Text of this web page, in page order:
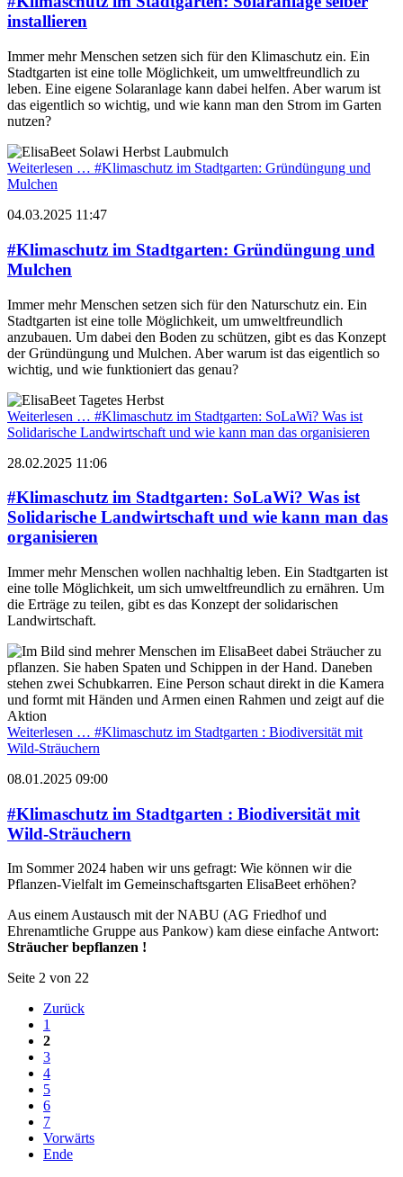
installieren
Immer mehr Menschen setzen sich für den Klimaschutz ein. Ein
Stadtgarten ist eine tolle Möglichkeit, um umweltfreundlich zu
leben. Eine eigene Solaranlage kann dabei helfen. Aber warum ist
das eigentlich so wichtig, und wie kann man den Strom im Garten
nutzen?
Weiterlesen … #Klimaschutz im Stadtgarten: Gründüngung und
Mulchen
04.03.2025 11:47
#Klimaschutz im Stadtgarten: Gründüngung und
Mulchen
Immer mehr Menschen setzen sich für den Naturschutz ein. Ein
Stadtgarten ist eine tolle Möglichkeit, um umweltfreundlich
anzubauen. Um dabei den Boden zu schützen, gibt es das Konzept
der Gründüngung und Mulchen. Aber warum ist das eigentlich so
wichtig, und wie funktioniert das genau?
Weiterlesen … #Klimaschutz im Stadtgarten: SoLaWi? Was ist
Solidarische Landwirtschaft und wie kann man das organisieren
28.02.2025 11:06
#Klimaschutz im Stadtgarten: SoLaWi? Was ist
Solidarische Landwirtschaft und wie kann man das
organisieren
Immer mehr Menschen wollen nachhaltig leben. Ein Stadtgarten ist
eine tolle Möglichkeit, um sich umweltfreundlich zu ernähren. Um
die Erträge zu teilen, gibt es das Konzept der solidarischen
Landwirtschaft.
Weiterlesen … #Klimaschutz im Stadtgarten : Biodiversität mit
Wild-Sträuchern
08.01.2025 09:00
#Klimaschutz im Stadtgarten : Biodiversität mit
Wild-Sträuchern
Im Sommer 2024 haben wir uns gefragt: Wie können wir die
Pflanzen-Vielfalt im Gemeinschaftsgarten ElisaBeet erhöhen?
Aus einem Austausch mit der NABU (AG Friedhof und
Ehrenamtliche Gruppe aus Pankow) kam diese einfache Antwort:
Sträucher bepflanzen !
Seite 2 von 22
Zurück
1
2
3
4
5
6
7
Vorwärts
Ende